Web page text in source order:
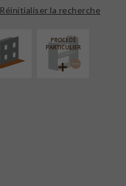
Réinitialiser la recherche
PROCÉDÉ
PARTICULIER